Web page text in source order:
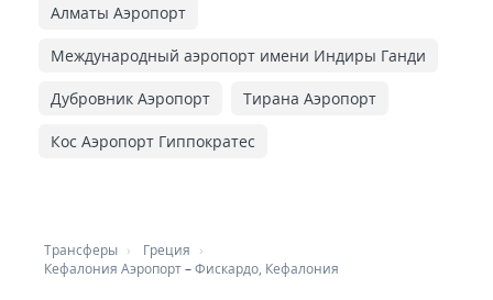
Алматы Аэропорт
Международный аэропорт имени Индиры Ганди
Дубровник Аэропорт Тирана Аэропорт
Кос Аэропорт Гиппократес
Трансферы
Греция
Кефалония Аэропорт–Фискардо, Кефалония